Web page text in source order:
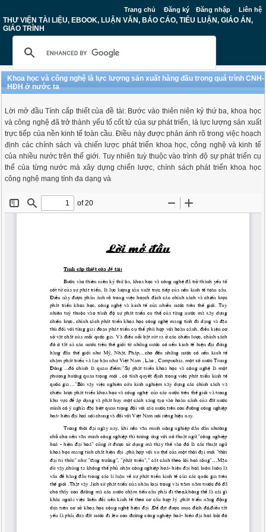
Trang chủ Đăng ký Đăng nhập Liên hệ
THƯ VIỆN TÀI LIỆU, EBOOK, LUẬN VĂN, BÁO CÁO, TIỂU LUẬN, GIÁO ÁN,
GIÁO TRÌNH
Khoa học và công nghệ là lực lượng sản xuất hàng đầu trong quá trình CNH-
HĐH ở nước ta
Lời mở đầu Tính cấp thiết của đề tài: Bước vào thiên niên kỷ thứ ba, khoa học
và công nghệ đã trở thành yếu tố cốt tử của sự phát triển, là lực lượng sản xuất
trực tiếp của nền kinh tế toàn cầu. Điều này được phản ánh rõ trong việc hoạch
định các chính sách và chiến lược phát triển khoa học, công nghệ và kinh tế
của nhiều nước trên thế giới. Tuy nhiên tuỳ thuộc vào trình độ sự phát triển cụ
thể của từng nước mà xây dựng chiến lược, chính sách phát triển khoa học
công nghệ mang tính đa dạng và